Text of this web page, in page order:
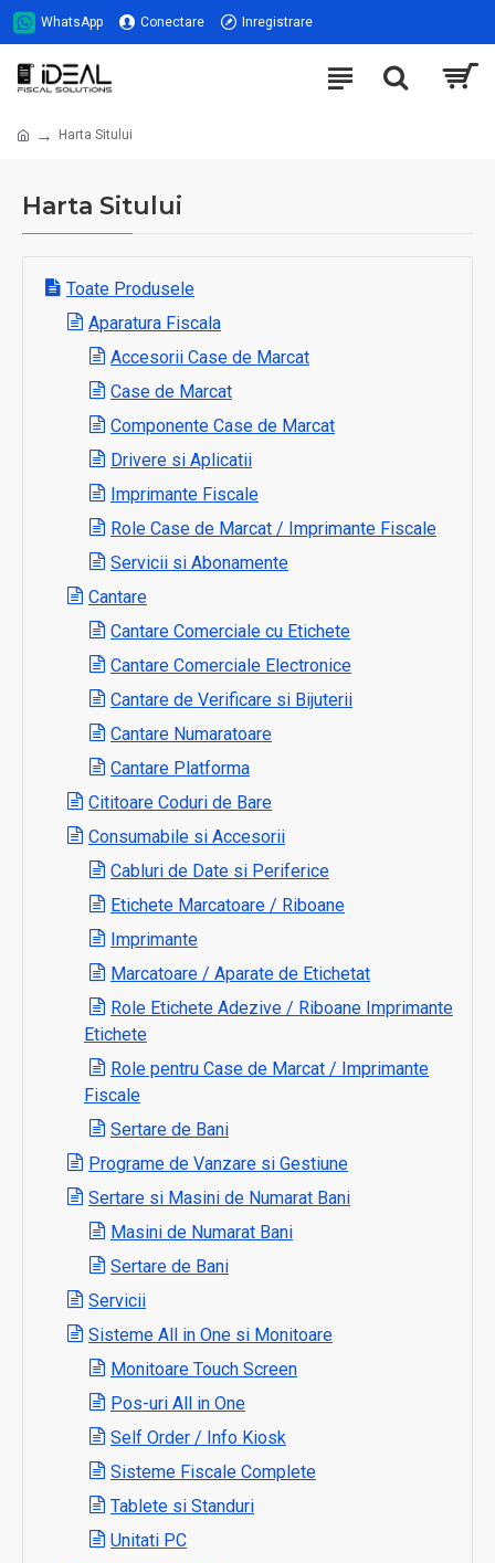
WhatsApp Conectare Inregistrare
Harta Sitului
Harta Sitului
Toate Produsele
Aparatura Fiscala
Accesorii Case de Marcat
Case de Marcat
Componente Case de Marcat
Drivere si Aplicatii
Imprimante Fiscale
Role Case de Marcat / Imprimante Fiscale
Servicii si Abonamente
Cantare
Cantare Comerciale cu Etichete
Cantare Comerciale Electronice
Cantare de Verificare si Bijuterii
Cantare Numaratoare
Cantare Platforma
Cititoare Coduri de Bare
Consumabile si Accesorii
Cabluri de Date si Periferice
Etichete Marcatoare / Riboane
Imprimante
Marcatoare / Aparate de Etichetat
Role Etichete Adezive / Riboane Imprimante
Etichete
Role pentru Case de Marcat / Imprimante
Fiscale
Sertare de Bani
Programe de Vanzare si Gestiune
Sertare si Masini de Numarat Bani
Masini de Numarat Bani
Sertare de Bani
Servicii
Sisteme All in One si Monitoare
Monitoare Touch Screen
Pos-uri All in One
Self Order / Info Kiosk
Sisteme Fiscale Complete
Tablete si Standuri
Unitati PC